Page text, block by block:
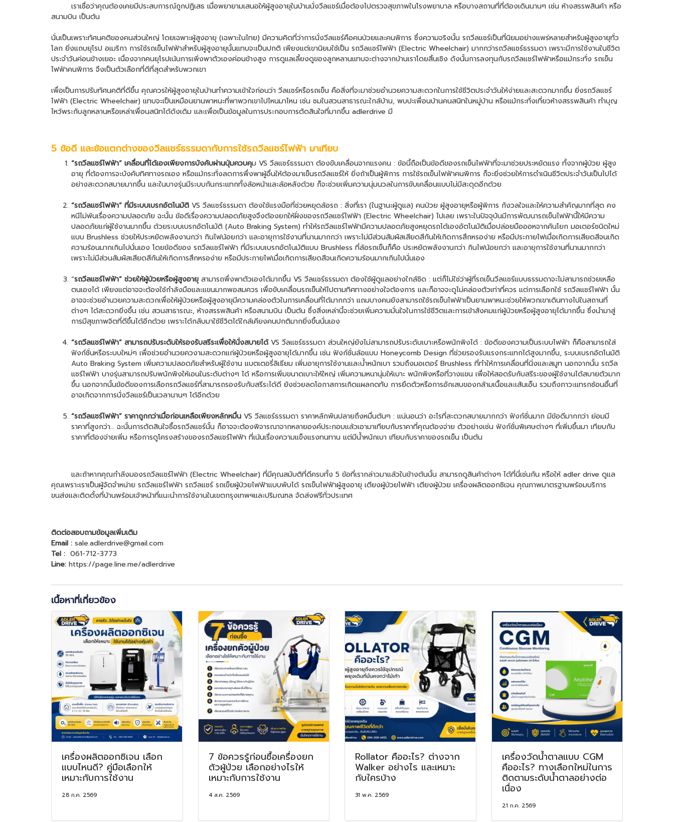
เราเชื่อว่าคุณต้องเคยมีประสบการณ์ถูกปฏิเสธ เมื่อพยายามเสนอให้ผู้สูงอายุในบ้านนั่งวีลแชร์เมื่อต้องไปตรวจสุขภาพในโรงพยาบาล หรือบางสถานที่ที่ต้องเดินนานๆ เช่น ห้างสรรพสินค้า หรือ
สนามบิน เป็นต้น
นั่นเป็นเพราะทัศนคติของคนส่วนใหญ่ โดยเฉพาะผู้สูงอายุ (เฉพาะในไทย) มีความคิดที่ว่าการนั่งวีลแชร์คือคนป่วยและคนพิการ ซึ่งความจริงนั้น รถวีลแชร์เป็นที่นิยมอย่างแพร่หลายสำหรับผู้สูงอายุทั่ว
โลก ยิ่งแถบยุโรป อเมริกา การใช้รถเข็นไฟฟ้าสำหรับผู้สูงอายุนั้นแทบจะเป็นปกติ เพียงแต่เขานิยมใช้เป็น รถวีลแชร์ไฟฟ้า (Electric Wheelchair) มากกว่ารถวีลแชร์ธรรมดา เพราะมีการใช้งานในชีวิต
ประจำวันค่อนข้างเยอะ เนื่องจากคนยุโรปเน้นการเพิ่งพาตัวเองค่อนข้างสูง การดูแลเลี้ยงดูของลูกหลานแทบจะต่างจากบ้านเราโดยสิ้นเชิง ดังนั้นการลงทุนกับรถวีลแชร์ไฟฟ้าหรือแม้กระทั่ง รถเข็น
ไฟฟ้าคนพิการ จึงเป็นตัวเลือกที่ดีที่สุดสำหรับพวกเขา
เพื่อเป็นการปรับทัศนคติที่ดีขึ้น คุณควรให้ผู้สูงอายุในบ้านทำความเข้าใจก่อนว่า วีลแชร์หรือรถเข็น คือสิ่งที่จะมาช่วยอำนวยความสะดวกในการใช้ชีวิตประจำวันให้ง่ายและสะดวกมากขึ้น ยิ่งรถวีลแชร์
ไฟฟ้า (Electric Wheelchair) แทบจะเป็นเหมือนยานพาหนะที่พาพวกเขาไปไหนมาไหน เช่น ชมในสวนสาธารณะใกล้บ้าน, พบปะเพื่อนบ้านคนสนิทในหมู่บ้าน หรือแม้กระทั่งเที่ยวห้างสรรพสินค้า ทำบุญ
ไหว้พระกับลูกหลานหรือเหล่าเพื่อนสนิทได้ดังเดิม และเพื่อเป็นข้อมูลในการประกอบการตัดสินใจที่มากขึ้น adlerdrive มี
5 ข้อดี และข้อแตกต่างของวีลแชร์ธรรมดากับการใช้รถวีลแชร์ไฟฟ้า มาเทียบ
“รถวีลแชร์ไฟฟ้า” เคลื่อนที่ได้เองเพียงการบังคับผ่านปุ่มควบคุม VS วีลแชร์ธรรมดา ต้องขับเคลื่อนจากแรงคน : ข้อนี้ถือเป็นข้อดีของรถเข็นไฟฟ้าที่จะมาช่วยประหยัดแรง ทั้งจากผู้ป่วย ผู้สูง
อายุ ที่ต้องการจะบังคับทิศทางรถเอง หรือแม้กระทั่งลดการพึ่งพาผู้อื่นให้ต้องมาเข็นรถวีลแชร์ให้ ยิ่งถ้าเป็นผู้พิการ การใช้รถเข็นไฟฟ้าคนพิการ ก็จะยิ่งช่วยให้การดำเนินชีวิตประจำวันเป็นไปได้
อย่างสะดวกสบายมากขึ้น และในบางรุ่นมีระบบกันกระแทกทั้งล้อหน้าและล้อหลังด้วย ก็จะช่วยเพิ่มความนุ่มนวลในการขับเคลื่อนแบบไม่มีสะดุดอีกด้วย
“รถวีลแชร์ไฟฟ้า” ที่มีระบบเบรกอัตโนมัติ VS วีลแชร์ธรรมดา ต้องใช้แรงมือที่ช่วยหยุดล้อรถ : สิ่งที่เรา (ในฐานะผู้ดูแล) คนป่วย ผู้สูงอายุหรือผู้พิการ กังวลใจและให้ความสำคัญมากที่สุด คง
หนีไม่พ้นเรื่องความปลอดภัย ฉะนั้น ข้อดีเรื่องความปลอดภัยสูงจึงต้องยกให้ฝั่งของรถวีลแชร์ไฟฟ้า (Electric Wheelchair) ไปเลย เพราะในปัจจุบันมีการพัฒนารถเข็นไฟฟ้านี้ให้มีความ
ปลอดภัยแก่ผู้ใช้งานมากขึ้น ด้วยระบบเบรกอัตโนมัติ (Auto Braking System) ทำให้รถวีลแชร์ไฟฟ้ามีความปลอดภัยสูงหยุดรถได้เองอัตโนมัติเมื่อปล่อยมือออหจากคันโยก มอเตอร์ชนิดใหม่
แบบ Brushless ช่วยให้ประหยัดพลังงานกว่า กินไฟน้อยกว่า และอายุการใช้งานที่นานมากกว่า เพราะไม่มีส่วนสัมผัสเสียดสีกันให้เกิดการสึกหรอง่าย หรือมีประกายไฟเมื่อเกิดการเสียดสีจนเกิด
ความร้อนมากเกินไปนั่นเอง โดยข้อดีของ รถวีลแชร์ไฟฟ้า ที่มีระบบเบรกอัตโนมัติแบบ Brushless ที่ล้อรถเข็นก็คือ ประหยัดพลังงานกว่า กินไฟน้อยกว่า และอายุการใช้งานที่นานมากกว่า
เพราะไม่มีส่วนสัมผัสเสียดสีกันให้เกิดการสึกหรอง่าย หรือมีประกายไฟเมื่อเกิดการเสียดสีจนเกิดความร้อนมากเกินไปนั่นเอง
“รถวีลแชร์ไฟฟ้า” ช่วยให้ผู้ป่วยหรือผู้สูงอายุ สามารถพึ่งพาตัวเองได้มากขึ้น VS วีลแชร์ธรรมดา ต้องใช้ผู้ดูแลอย่างใกล้ชิด : แต่ก็ไม่ใช่ว่าผู้ที่รถเข็นวีลแชร์แบบธรรมดาจะไม่สามารถช่วยเหลือ
ตนเองได้ เพียงแต่อาจจะต้องใช้กำลังมือและแขนมากพอสมควร เพื่อขับเคลื่อนรถเข็นให้ไปตามทิศทางอย่างใจต้องการ และก็อาจจะดูไม่คล่องตัวเท่าที่ควร แต่การเลือกใช้ รถวีลแชร์ไฟฟ้า นั้น
อาจจะช่วยอำนวยความสะดวกเพื่อให้ผู้ป่วยหรือผู้สูงอายุมีความคล่องตัวในการเคลื่อนที่ได้มากกว่า แถมบางคนยังสามารถใช้รถเข็นไฟฟ้าเป็นยานพาหนะช่วยให้พวกเขาเดินทางไปในสถานที่
ต่างๆ ได้สะดวกยิ่งขึ้น เช่น สวนสาธารณะ, ห้างสรรพสินค้า หรือสนามบิน เป็นต้น ซึ่งสิ่งเหล่านี้จะช่วยเพิ่มความมั่นใจในการใช้ชีวิตและการเข้าสังคมแก่ผู้ป่วยหรือผู้สูงอายุได้มากขึ้น ซึ่งนำมาสู่
การมีสุขภาพจิตที่ดีขึ้นได้อีกด้วย เพราะได้กลับมาใช้ชีวิตได้ใกล้เคียงคนปกติมากยิ่งขึ้นนั่นเอง
“รถวีลแชร์ไฟฟ้า” สามารถปรับระดับให้รองรับสรีระเพื่อให้นั่งสบายได้VS วีลแชร์ธรรมดา ส่วนใหญ่ยังไม่สามารถปรับระดับเบาะหรือพนักพิงได้ : ข้อดีของความเป็นระบบไฟฟ้า ก็คือสามารถใส่
ฟังก์ชั่นหรือระบบใหม่ๆ เพื่อช่วยอำนวยควงามสะดวกแก่ผู้ป่วยหรือผู้สูงอายุได้มากขึ้น เช่น ฟังก์ชั่นล้อแบบ Honeycomb Design ที่ช่วยรองรับแรงกระแทกได้สูงมากขึ้น, ระบบเบรกอัตโนมัติ
Auto Braking System เพิ่มความปลอดภัยสำหรับผู้ใช้งาน แบตเตอรี่ลิเธียม เพิ่มอายุการใช้งานและน้ำหนักเบา รวมถึงมอเตอร์ Brushless ที่ทำให้การเคลื่อนที่นิ่งและสมูท นอกจากนั้น รถวีล
แชร์ไฟฟ้า บางรุ่นสามารถปรับพนักพิงให้เอนในระดับต่างๆ ได้ หรือการเพิ่มขนาดเบาะให้ใหญ่ เพิ่มความหนานุ่มให้เบาะ พนักพิงหรือที่วางแขน เพื่อให้สอดรับกับสรีระของผู้ใช้งานได้สบายตัวมาก
ขึ้น นอกจากนั้นข้อดีของการเลือกรถวีลแชร์ที่สามารถรองรับกับสรีระได้ดี ยังช่วยลดโอกาสการเกิดแผลกดทับ การยึดตัวหรือการอักเสบของกล้ามเนื้อและเส้นเอ็น รวมถึงภาวะแทรกซ้อนอื่นที่
อาจเกิดจากการนั่งวีลแชร์เป็นเวลานานๆ ได้อีกด้วย
“รถวีลแชร์ไฟฟ้า” ราคาถูกกว่าเมื่อก่อนเหลือเพียงหลักหมื่น VS วีลแชร์ธรรมดา ราคาหลักพันปลายถึงหมื่นต้นๆ : แน่นอนว่า อะไรที่สะดวกสบายมากกว่า ฟังก์ชั่นมาก มีข้อดีมากกว่า ย่อมมี
ราคาที่สูงกว่า… ฉะนั้นการตัดสินใจซื้อรถวีลแชร์นั้น ก็อาจจะต้องพิจารณาจากหลายองค์ประกอบแล้วเอามาเทียบกับราคาที่คุณต้องจ่าย ตัวอย่างเช่น ฟังก์ชั่นพิเศษต่างๆ ที่เพิ่มขึ้นมา เทียบกับ
ราคาที่ต้องจ่ายเพิ่ม หรือการดูโครงสร้างของรถวีลแชร์ไฟฟ้า ที่เน้นเรื่องความแข็งแรงทนทาน แต่มีน้ำหนักเบา เทียบกับราคาของรถเข็น เป็นต้น
และถ้าหากคุณกำลังมองรถวีลแชร์ไฟฟ้า (Electric Wheelchair) ที่มีคุณสมับติที่ดีครบทั้ง 5 ข้อที่เรากล่าวมาแล้วในข้างต้นนั้น สามารถดูสินค้าต่างๆ ได้ที่นี่เช่นกัน หรือให้ adler drive ดูแล
คุณเพราะเราเป็นผู้จัดจำหน่าย รถวีลแชร์ไฟฟ้า รถวีลแชร์ รถเข็ยผู้ป่วยไฟฟ้าแบบพับได้ รถเข็นไฟฟ้าผู้สูงอายุ เตียงผู้ป่วยไฟฟ้า เตียงผู้ป่วย เครื่องผลิตออกซิเจน คุณภาพมาตรฐานพร้อมบริการ
ขนส่งและติดตั้งที่บ้านพร้อมเจ้าหน้าที่แนะนำการใช้งานในเขตกรุงเทพฯและปริมณฑล จัดส่งฟรีทั่วประเทศ
ติดต่อสอบถามข้อมูลเพิ่มเติม
Email : sale.adlerdrive@gmail.com
Tel : 061-712-3773
Line: https://page.line.me/adlerdrive
เนื้อหาที่เกี่ยวข้อง
เครื่องผลิตออกซิเจน เลือก
แบบไหนดี? คู่มือเลือกให้
เหมาะกับการใช้งาน
28 ก.ค. 2569
7 ข้อควรรู้ก่อนซื้อเครื่องยก
ตัวผู้ป่วย เลือกอย่างไรให้
เหมาะกับการใช้งาน
4 ส.ค. 2569
Rollator คืออะไร? ต่างจาก
Walker อย่างไร และเหมาะ
กับใครบ้าง
31 พ.ค. 2569
เครื่องวัดน้ำตาลแบบ CGM
คืออะไร? ทางเลือกใหม่ในการ
ติดตามระดับน้ำตาลอย่างต่อ
เนื่อง
21 ก.ค. 2569